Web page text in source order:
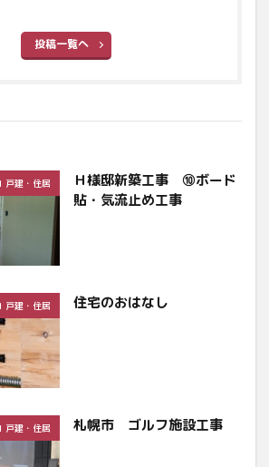
投稿一覧へ
戸建・住居
Ｈ様邸新築工事 ⑩ボード
貼・気流止め工事
戸建・住居 住宅のおはなし
戸建・住居 札幌市 ゴルフ施設工事